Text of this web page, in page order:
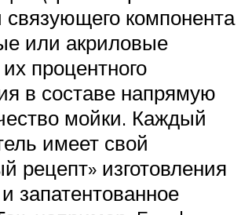
компонента
или акриловые
процентного
в составе напрямую
мойки. Каждый
имеет свой
рецепт» изготовления
запатентованное